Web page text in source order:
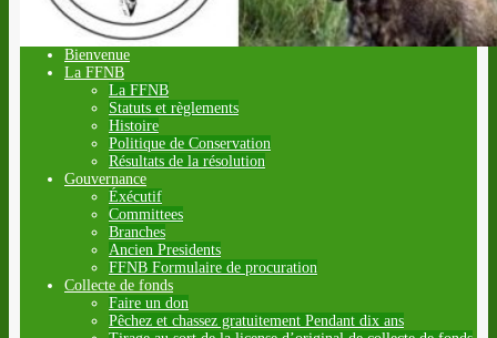
Bienvenue
La FFNB
La FFNB
Statuts et règlements
Histoire
Politique de Conservation
Résultats de la résolution
Gouvernance
Éxécutif
Committees
Branches
Ancien Presidents
FFNB Formulaire de procuration
Collecte de fonds
Faire un don
Pêchez et chassez gratuitement Pendant dix ans